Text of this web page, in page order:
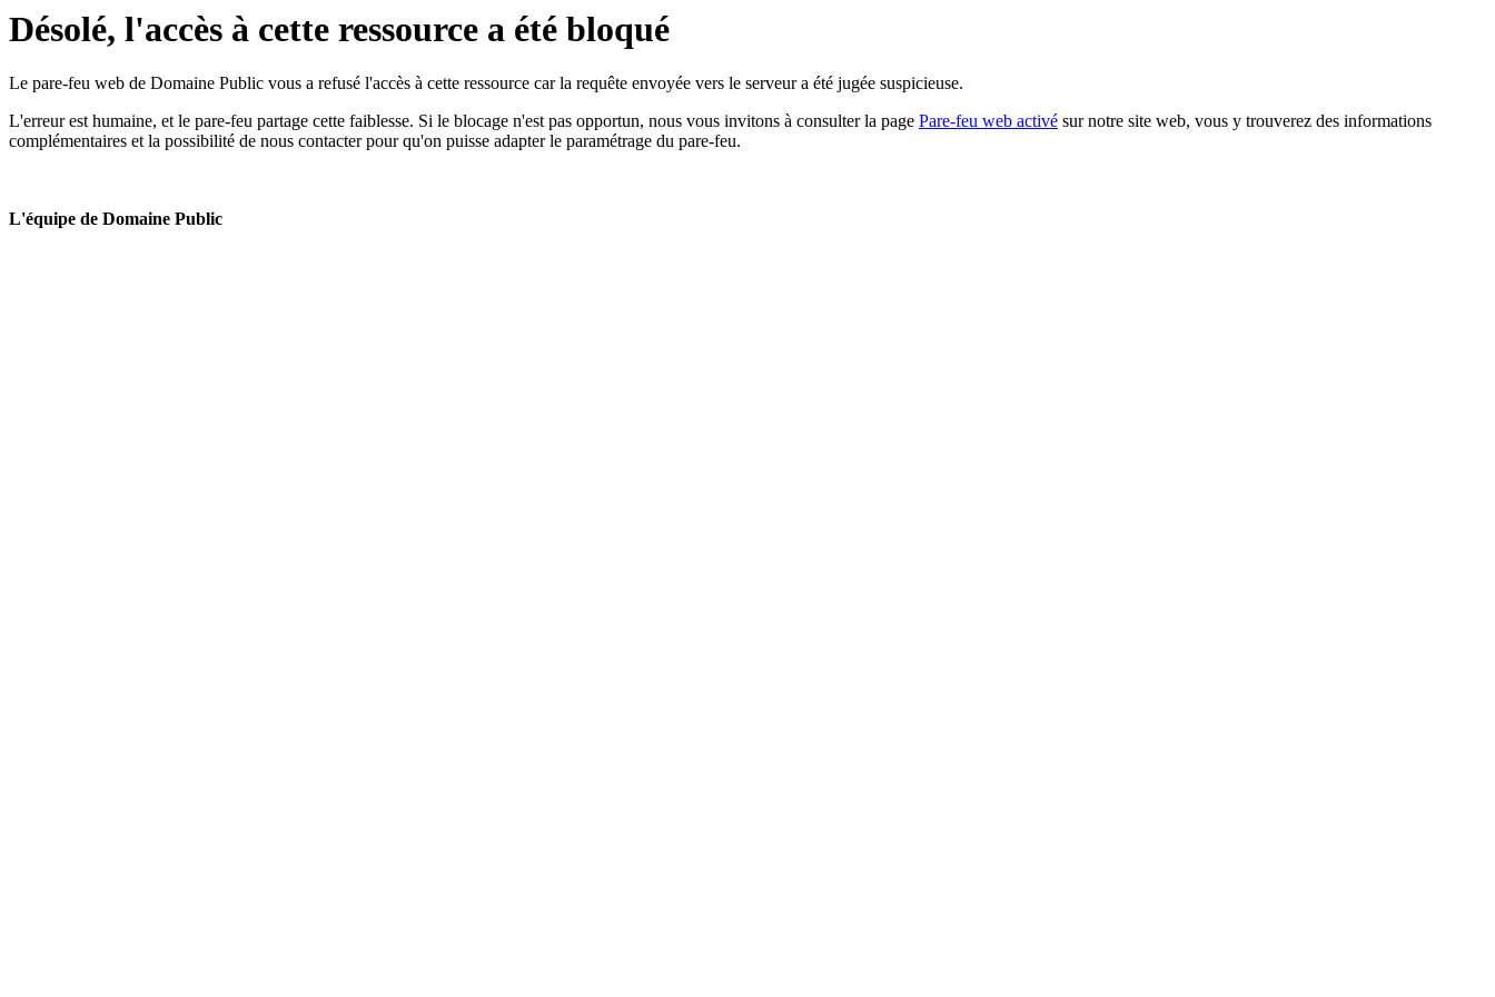
Désolé, l'accès à cette ressource a été bloqué
Le pare-feu web de Domaine Public vous a refusé l'accès à cette ressource car la requête envoyée vers le serveur a été jugée suspicieuse.
L'erreur est humaine, et le pare-feu partage cette faiblesse. Si le blocage n'est pas opportun, nous vous invitons à consulter la page Pare-feu web activé sur notre site web, vous y trouverez des informations
complémentaires et la possibilité de nous contacter pour qu'on puisse adapter le paramétrage du pare-feu.
L'équipe de Domaine Public